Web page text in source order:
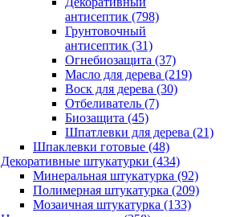
антисептик (798)
Грунтовочный
антисептик (31)
Огнебиозащита (37)
Масло для дерева (219)
Воск для дерева (30)
Отбеливатель (7)
Биозащита (45)
Шпатлевки для дерева (21)
Шпаклевки готовые (48)
Декоративные штукатурки (434)
Минеральная штукатурка (92)
Полимерная штукатурка (209)
Мозаичная штукатурка (133)